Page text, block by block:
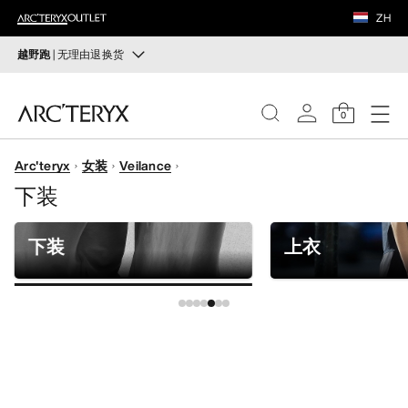
ZH
越野跑| 无理由退换货
打造全套越野跑装备
无理由退换货
改变主意了？ 30天内购买的符合条件的商品可退换货。
开始免费退货
0
女士
男士
鞋履
装备
VEILANCE
发现
Arc'teryx 女装 Veilance
下装
下装 上衣